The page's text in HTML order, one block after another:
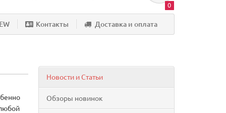
0
Контакты Доставка и оплата
Новости и Статьи
Обзоры новинок